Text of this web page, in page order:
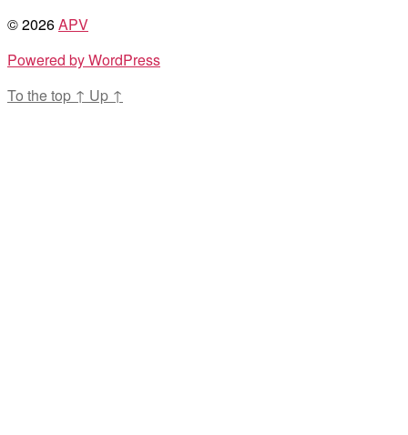
© 2026APV
Powered by WordPress
To the top ↑ Up ↑